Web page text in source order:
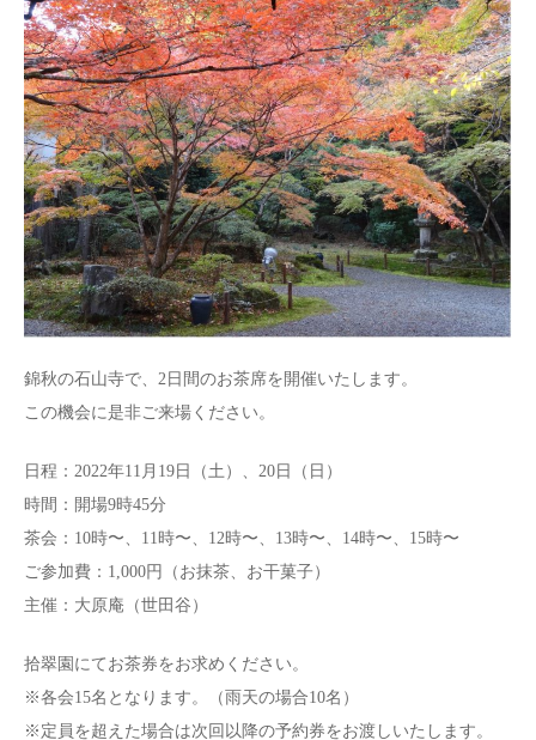
錦秋の石山寺で、2日間のお茶席を開催いたします。
この機会に是非ご来場ください。
日程：2022年11月19日（土）、20日（日）
時間：開場9時45分
茶会：10時〜、11時〜、12時〜、13時〜、14時〜、15時〜
ご参加費：1,000円（お抹茶、お干菓子）
主催：大原庵（世田谷）
拾翠園にてお茶券をお求めください。
各会15名となります。（雨天の場合10名）
定員を超えた場合は次回以降の予約券をお渡しいたします。